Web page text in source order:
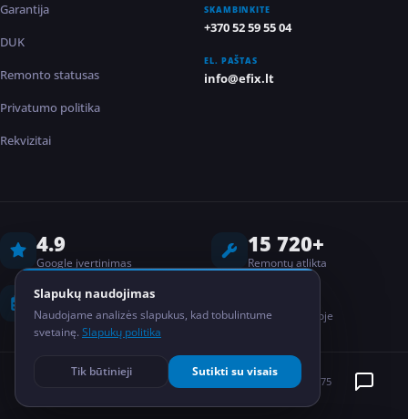
Garantija
DUK
Remonto statusas
Privatumo politika
Rekvizitai
SKAMBINKITE
+370 52 59 55 04
EL. PAŠTAS
info@efix.lt
4.9
Google įvertinimas
15 720+
Remontų atlikta
8 metai
Darbo patirtis Salonai Lietuvoje
EFIX MB Elektronikos taisykla
Kodas: 304835075
Slapukų naudojimas
Naudojame analizės slapukus, kad tobulintume
svetainę. Slapukų politika
Tik būtinieji Sutikti su visais